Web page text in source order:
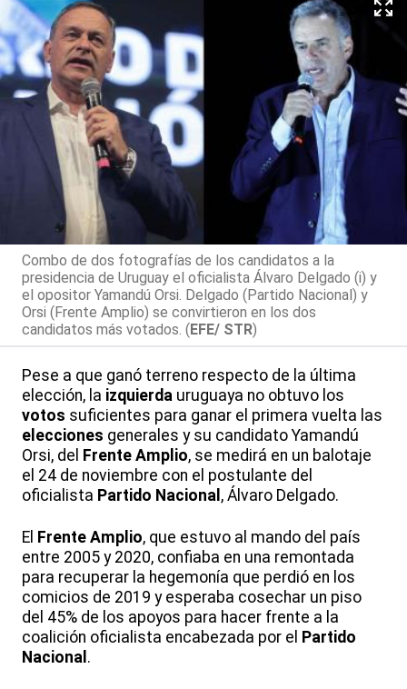
Combo de dos fotografías de los candidatos a la
presidencia de Uruguay el oficialista Álvaro Delgado (i) y
el opositor Yamandú Orsi. Delgado (Partido Nacional) y
Orsi (Frente Amplio) se convirtieron en los dos
candidatos más votados. (EFE/ STR)
Pese a que ganó terreno respecto de la última
elección, la izquierda uruguaya no obtuvo los
votos suficientes para ganar el primera vuelta las
elecciones generales y su candidato Yamandú
Orsi, del Frente Amplio, se medirá en un balotaje
el 24 de noviembre con el postulante del
oficialista Partido Nacional , Álvaro Delgado.
El Frente Amplio, que estuvo al mando del país
entre 2005 y 2020, confiaba en una remontada
para recuperar la hegemonía que perdió en los
comicios de 2019 y esperaba cosechar un piso
del 45% de los apoyos para hacer frente a la
coalición oficialista encabezada por el Partido
Nacional .